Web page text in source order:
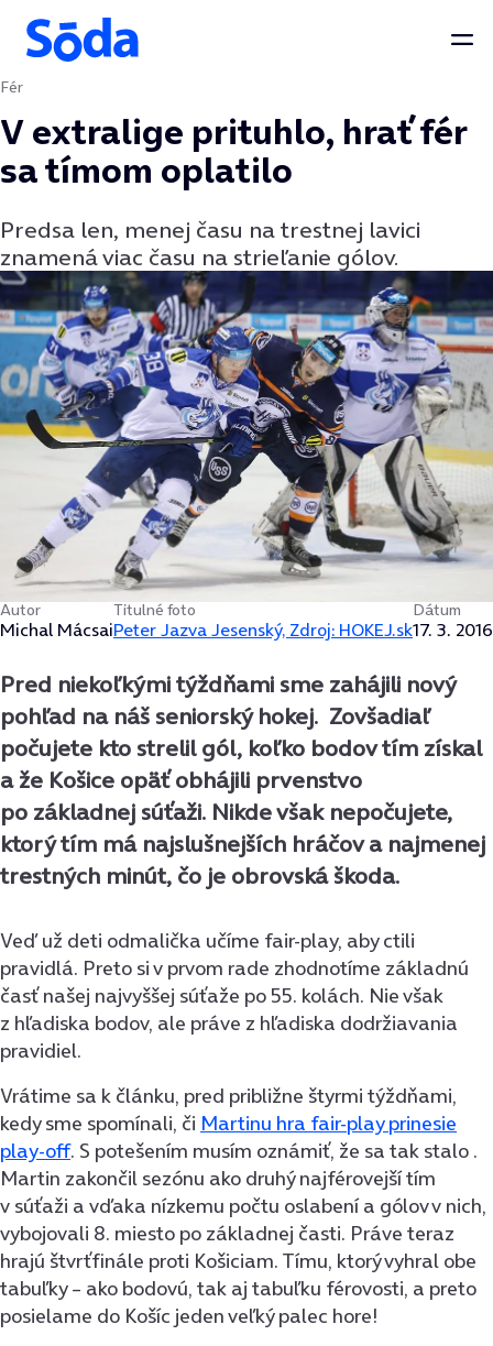
Preskočiť na obsah
Fér
V extralige prituhlo, hrať fér
sa tímom oplatilo
Predsa len, menej času na trestnej lavici
znamená viac času na strieľanie gólov.
Autor
Michal Mácsai
Titulné foto
Peter Jazva Jesenský, Zdroj: HOKEJ.sk
Dátum
17. 3. 2016
Pred niekoľkými týždňami sme zahájili nový
pohľad na náš seniorský hokej. Zovšadiaľ
počujete kto strelil gól, koľko bodov tím získal
a že Košice opäť obhájili prvenstvo
po základnej súťaži. Nikde však nepočujete,
ktorý tím má najslušnejších hráčov a najmenej
trestných minút, čo je obrovská škoda.
Veď už deti odmalička učíme fair-play, aby ctili
pravidlá. Preto si v prvom rade zhodnotíme základnú
časť našej najvyššej súťaže po 55. kolách. Nie však
z hľadiska bodov, ale práve z hľadiska dodržiavania
pravidiel.
Vrátime sa k článku, pred približne štyrmi týždňami,
kedy sme spomínali, či Martinu hra fair-play prinesie
play-off. S potešením musím oznámiť, že sa tak stalo .
Martin zakončil sezónu ako druhý najférovejší tím
v súťaži a vďaka nízkemu počtu oslabení a gólov v nich,
vybojovali 8. miesto po základnej časti. Práve teraz
hrajú štvrťfinále proti Košiciam. Tímu, ktorý vyhral obe
tabuľky – ako bodovú, tak aj tabuľku férovosti, a preto
posielame do Košíc jeden veľký palec hore!